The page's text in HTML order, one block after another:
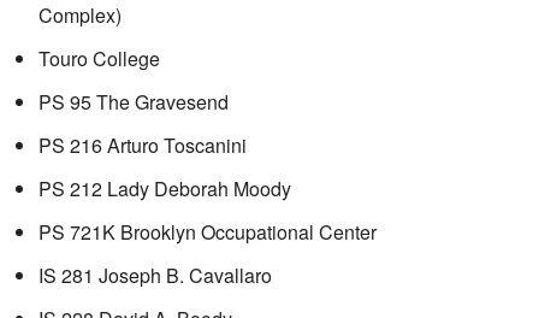
Complex)
Touro College
PS 95 The Gravesend
PS 216 Arturo Toscanini
PS 212 Lady Deborah Moody
PS 721K Brooklyn Occupational Center
IS 281 Joseph B. Cavallaro